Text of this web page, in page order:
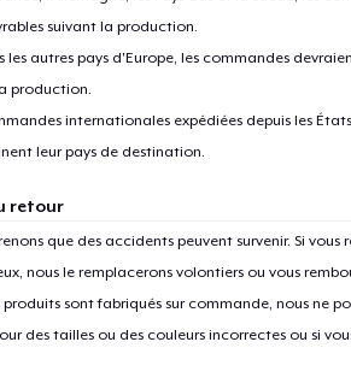
suivant la production.
les autres pays d'Europe, les commandes
production.
internationales expédiées depuis les
leur pays de destination.
retour
que des accidents peuvent survenir. Si
nous le remplacerons volontiers ou vous
sont fabriqués sur commande, nous ne
des tailles ou des couleurs incorrectes ou si
article